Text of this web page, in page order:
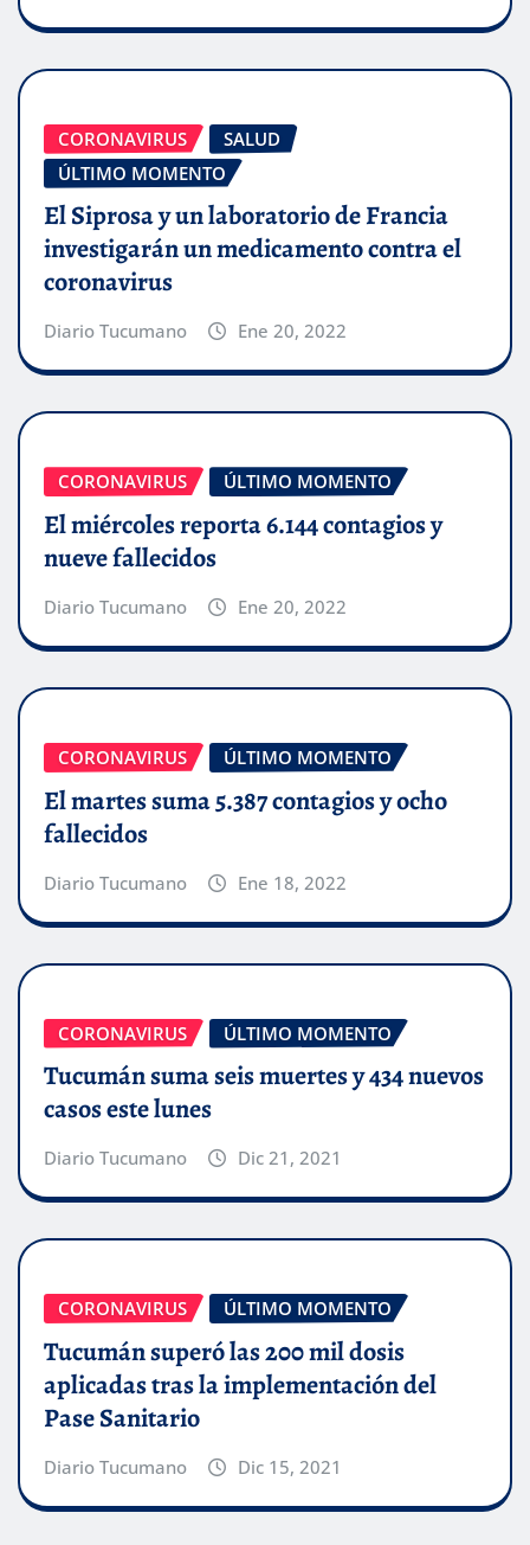
CORONAVIRUS
SALUD
ÚLTIMO MOMENTO
El Siprosa y un laboratorio de Francia
investigarán un medicamento contra el
coronavirus
Diario Tucumano Ene 20, 2022
CORONAVIRUS ÚLTIMO MOMENTO
El miércoles reporta 6.144 contagios y
nueve fallecidos
Diario Tucumano Ene 20, 2022
CORONAVIRUS ÚLTIMO MOMENTO
El martes suma 5.387 contagios y ocho
fallecidos
Diario Tucumano Ene 18, 2022
CORONAVIRUS ÚLTIMO MOMENTO
Tucumán suma seis muertes y 434 nuevos
casos este lunes
Diario Tucumano Dic 21, 2021
CORONAVIRUS ÚLTIMO MOMENTO
Tucumán superó las 200 mil dosis
aplicadas tras la implementación del
Pase Sanitario
Diario Tucumano Dic 15, 2021